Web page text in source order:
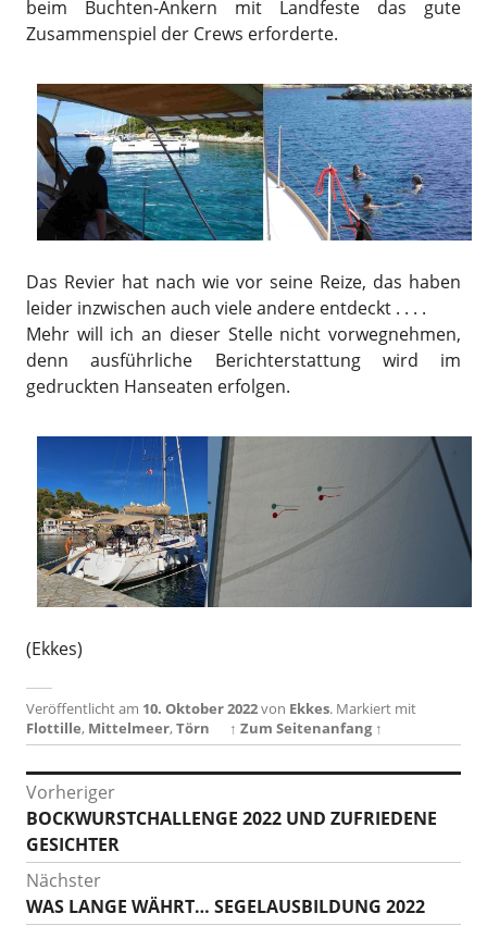
beim Buchten-Ankern mit Landfeste das gute
Zusammenspiel der Crews erforderte.
Das Revier hat nach wie vor seine Reize, das haben
leider inzwischen auch viele andere entdeckt . . . .
Mehr will ich an dieser Stelle nicht vorwegnehmen,
denn ausführliche Berichterstattung wird im
gedruckten Hanseaten erfolgen.
(Ekkes)
Veröffentlicht am 10. Oktober 2022von Ekkes. Markiert mit
Flottille, Mittelmeer,Törn ↑ Zum Seitenanfang ↑
Beitragsnavigation
Vorheriger
Vorheriger
Beitrag:
BOCKWURSTCHALLENGE 2022 UND ZUFRIEDENE
GESICHTER
Nächster
Nächster
Beitrag:
WAS LANGE WÄHRT… SEGELAUSBILDUNG 2022